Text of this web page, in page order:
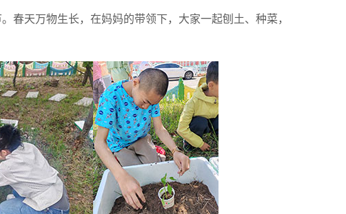
天万物生长，在妈妈的带领下，大家一起刨土、种菜，